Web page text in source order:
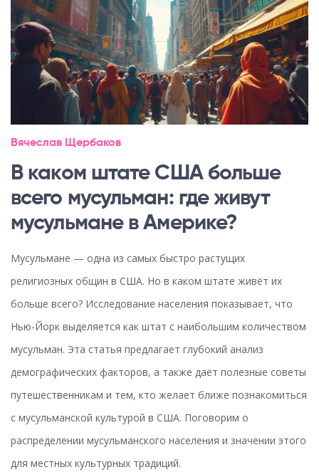
Вячеслав Щербаков
В каком штате США больше
всего мусульман: где живут
мусульмане в Америке?
Мусульмане — одна из самых быстро растущих
религиозных общин в США. Но в каком штате живёт их
больше всего? Исследование населения показывает, что
Нью-Йорк выделяется как штат с наибольшим количеством
мусульман. Эта статья предлагает глубокий анализ
демографических факторов, а также даёт полезные советы
путешественникам и тем, кто желает ближе познакомиться
с мусульманской культурой в США. Поговорим о
распределении мусульманского населения и значении этого
для местных культурных традиций.